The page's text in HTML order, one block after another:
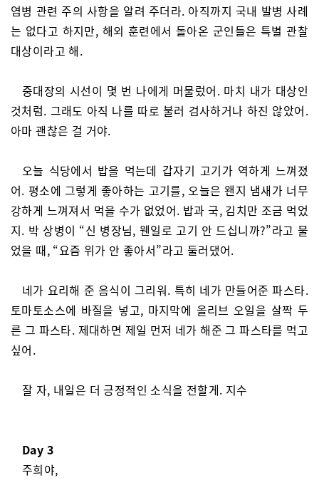
염병 관련 주의 사항을 알려 주더라. 아직까지 국내 발병 사례
는 없다고 하지만, 해외 훈련에서 돌아온 군인들은 특별 관찰
대상이라고 해.
중대장의 시선이 몇 번 나에게 머물렀어. 마치 내가 대상인
것처럼. 그래도 아직 나를 따로 불러 검사하거나 하진 않았어.
아마 괜찮은 걸 거야.
오늘 식당에서 밥을 먹는데 갑자기 고기가 역하게 느껴졌
어. 평소에 그렇게 좋아하는 고기를, 오늘은 왠지 냄새가 너무
강하게 느껴져서 먹을 수가 없었어. 밥과 국, 김치만 조금 먹었
지. 박 상병이 “신 병장님, 웬일로 고기 안 드십니까?”라고 물
었을 때, “요즘 위가 안 좋아서”라고 둘러댔어.
네가 요리해 준 음식이 그리워. 특히 네가 만들어준 파스타.
토마토소스에 바질을 넣고, 마지막에 올리브 오일을 살짝 두
른 그 파스타. 제대하면 제일 먼저 네가 해준 그 파스타를 먹고
싶어.
잘 자, 내일은 더 긍정적인 소식을 전할게. 지수
Day 3
주희야,